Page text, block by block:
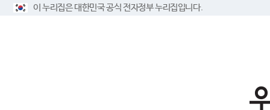
이 누리집은 대한민국 공식 전자정부 누리집입니다.